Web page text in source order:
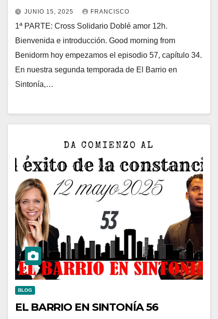
JUNIO 15, 2025 FRANCISCO
1ª PARTE: Cross Solidario Doblé amor 12h.
Bienvenida e introducción. Good morning from
Benidorm hoy empezamos el episodio 57, capítulo 34.
En nuestra segunda temporada de El Barrio en
Sintonía,…
BLOG
EL BARRIO EN SINTONÍA 56